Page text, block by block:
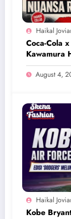
Haikal
Coca-Cola
Kawamura
Eksklusif
August 4,
Haikal
Kobe